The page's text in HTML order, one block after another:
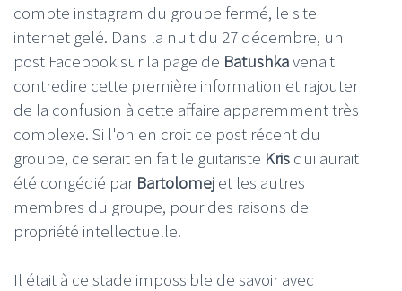
compte instagram du groupe fermé, le site
internet gelé. Dans la nuit du 27 décembre, un
post Facebook sur la page de Batushkavenait
contredire cette première information et rajouter
de la confusion à cette affaire apparemment très
complexe. Si l'on en croit ce post récent du
groupe, ce serait en fait le guitariste Kris qui aurait
été congédié par Bartolomej et les autres
membres du groupe, pour des raisons de
propriété intellectuelle.
Il était à ce stade impossible de savoir avec